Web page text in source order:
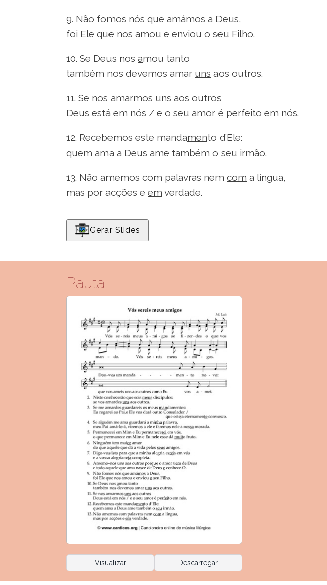
9. Não fomos nós que amámos a Deus,
foi Ele que nos amou e enviou o seu Filho.
10. Se Deus nos amou tanto
também nos devemos amar uns aos outros.
11. Se nos amarmos uns aos outros
Deus está em nós / e o seu amor é perfeito em nós.
12. Recebemos este mandamento d’Ele:
quem ama a Deus ame também o seu irmão.
13. Não amemos com palavras nem com a língua,
mas por acções e em verdade.
Gerar Slides
Pauta
Visualizar Descarregar